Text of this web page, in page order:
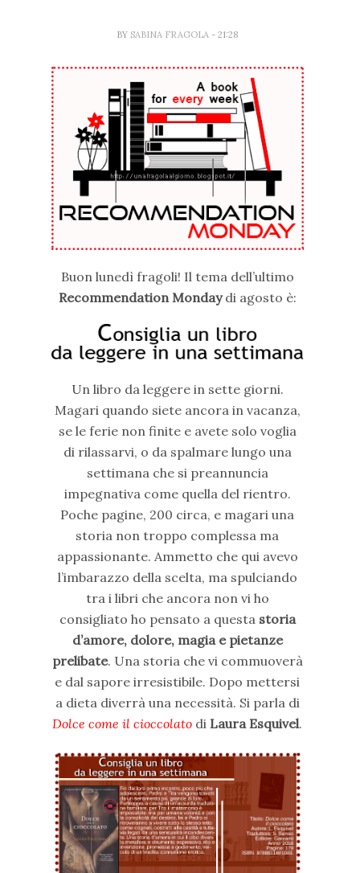
BY SABINA FRAGOLA - 21:28
Buon lunedì fragoli! Il tema dell’ultimo
Recommendation Mondaydi agosto è:
Un libro da leggere in sette giorni.
Magari quando siete ancora in vacanza,
se le ferie non finite e avete solo voglia
di rilassarvi, o da spalmare lungo una
settimana che si preannuncia
impegnativa come quella del rientro.
Poche pagine, 200 circa, e magari una
storia non troppo complessa ma
appassionante. Ammetto che qui avevo
l’imbarazzo della scelta, ma spulciando
tra i libri che ancora non vi ho
consigliato ho pensato a questa storia
d’amore, dolore, magia e pietanze
prelibate. Una storia che vi commuoverà
e dal sapore irresistibile. Dopo mettersi
a dieta diverrà una necessità. Si parla di
Dolce come il cioccolato di Laura Esquivel.